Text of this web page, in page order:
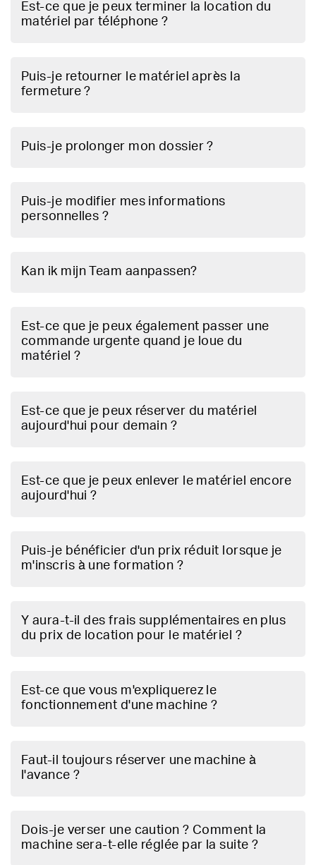
Est-ce que je peux terminer la location du
matériel par téléphone ?
Puis-je retourner le matériel après la
fermeture ?
Puis-je prolonger mon dossier ?
Puis-je modifier mes informations
personnelles ?
Kan ik mijn Team aanpassen?
Est-ce que je peux également passer une
commande urgente quand je loue du
matériel ?
Est-ce que je peux réserver du matériel
aujourd'hui pour demain ?
Est-ce que je peux enlever le matériel encore
aujourd'hui ?
Puis-je bénéficier d'un prix réduit lorsque je
m'inscris à une formation ?
Y aura-t-il des frais supplémentaires en plus
du prix de location pour le matériel ?
Est-ce que vous m'expliquerez le
fonctionnement d'une machine ?
Faut-il toujours réserver une machine à
l'avance ?
Dois-je verser une caution ? Comment la
machine sera-t-elle réglée par la suite ?